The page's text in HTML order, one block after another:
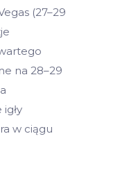
(27–29
na 28–29
w ciągu